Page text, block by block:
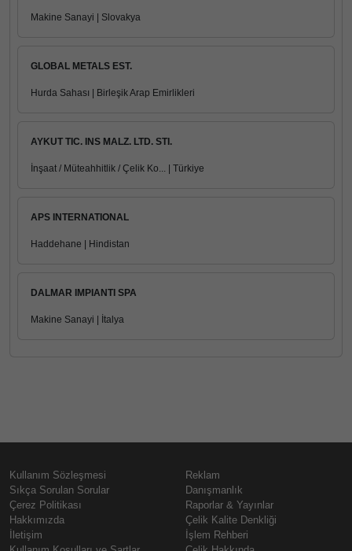
Makine Sanayi | Slovakya
GLOBAL METALS EST.
Hurda Sahası | Birleşik Arap Emirlikleri
AYKUT TIC. INS MALZ. LTD. STI.
İnşaat / Müteahhitlik / Çelik Ko... | Türkiye
APS INTERNATIONAL
Haddehane | Hindistan
DALMAR IMPIANTI SPA
Makine Sanayi | İtalya
Kullanım Sözleşmesi
Sıkça Sorulan Sorular
Çerez Politikası
Hakkımızda
İletişim
Reklam
Danışmanlık
Raporlar & Yayınlar
Çelik Kalite Denkliği
İşlem Rehberi